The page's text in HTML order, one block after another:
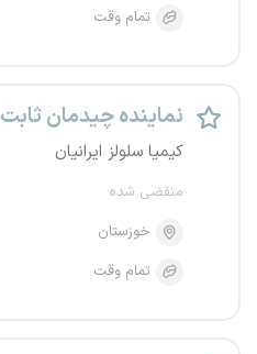
تمام وقت
نماینده چیدمان ثابت
کیمیا سلولز ایرانیان
منقضی شده
خوزستان
تمام وقت